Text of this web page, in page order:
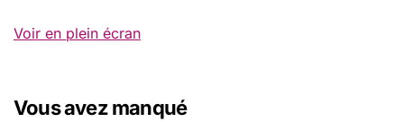
Voir en plein écran
Vous avez manqué